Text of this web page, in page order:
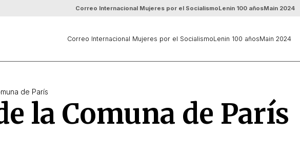
Correo Internacional Mujeres por el SocialismoLenin 100 añosMain 2024
Correo Internacional Mujeres por el SocialismoLenin 100 añosMain 2024
de París
la Comuna de París